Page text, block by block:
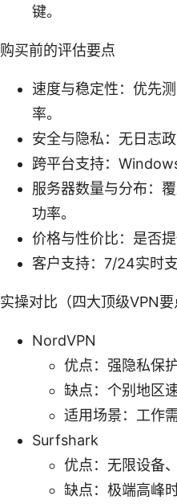
键。
购买前的评估要点
速度与稳定性：优先
率。
安全与隐私：无日志
跨平台支持：
服务器数量与分布：
功率。
价格与性价比：是否
客户支持：7/24实时
实操对比（四大顶级VPN要
NordVPN
优点：强隐私保
缺点：个别地区
适用场景：工作
Surfshark
优点：无限设备
缺点：极端高峰